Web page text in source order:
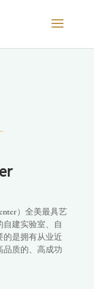
）全美最具艺
建实验室、自
的是拥有从业近
品质的、高成功